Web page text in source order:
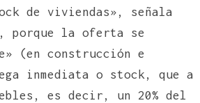
de viviendas», señala
porque la oferta se
(en construcción e
inmediata o stock, que a
es decir, un 20% del